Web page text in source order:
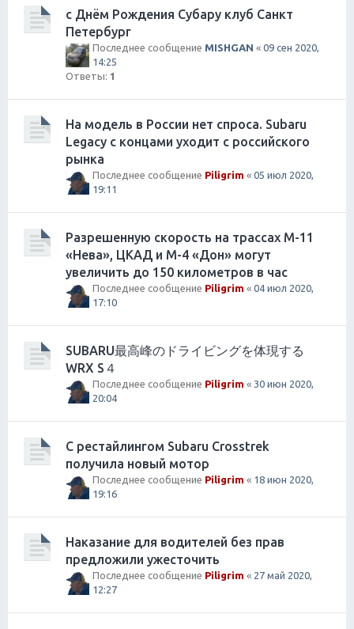
с Днём Рождения Субару клуб Санкт
Петербург
Последнее сообщение MISHGAN « 09 сен 2020,
14:25
Ответы: 1
На модель в России нет спроса. Subaru
Legacy с концами уходит с российского
рынка
Последнее сообщение Piligrim « 05 июл 2020,
19:11
Разрешенную скорость на трассах М-11
«Нева», ЦКАД и М-4 «Дон» могут
увеличить до 150 километров в час
Последнее сообщение Piligrim « 04 июл 2020,
17:10
SUBARU最高峰のドライビングを体現する
WRX S４
Последнее сообщение Piligrim « 30 июн 2020,
20:04
С рестайлингом Subaru Crosstrek
получила новый мотор
Последнее сообщение Piligrim « 18 июн 2020,
19:16
Наказание для водителей без прав
предложили ужесточить
Последнее сообщение Piligrim « 27 май 2020,
12:27